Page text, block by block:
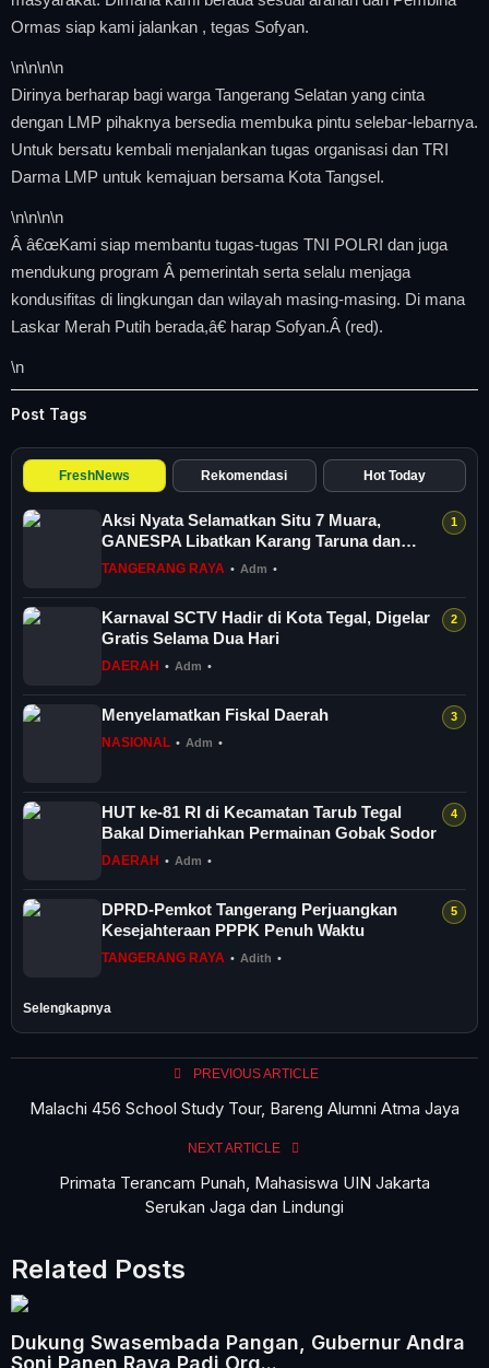
Ormas siap kami jalankan , tegas Sofyan.
\n\n\n\n
Dirinya berharap bagi warga Tangerang Selatan yang cinta
dengan LMP pihaknya bersedia membuka pintu selebar-lebarnya.
Untuk bersatu kembali menjalankan tugas organisasi dan TRI
Darma LMP untuk kemajuan bersama Kota Tangsel.
\n\n\n\n
Â â€œKami siap membantu tugas-tugas TNI POLRI dan juga
mendukung program Â pemerintah serta selalu menjaga
kondusifitas di lingkungan dan wilayah masing-masing. Di mana
Laskar Merah Putih berada,â€ harap Sofyan.Â (red).
\n
Post Tags
FreshNews Rekomendasi Hot Today
Aksi Nyata Selamatkan Situ 7 Muara,
GANESPA Libatkan Karang Taruna dan
Komunitas
TANGERANG RAYA • Adm •
Karnaval SCTV Hadir di Kota Tegal, Digelar
Gratis Selama Dua Hari
DAERAH • Adm •
Menyelamatkan Fiskal Daerah
NASIONAL • Adm •
HUT ke-81 RI di Kecamatan Tarub Tegal
Bakal Dimeriahkan Permainan Gobak Sodor
DAERAH • Adm •
DPRD-Pemkot Tangerang Perjuangkan
Kesejahteraan PPPK Penuh Waktu
TANGERANG RAYA • Adith •
Selengkapnya
PREVIOUS ARTICLE
Malachi 456 School Study Tour, Bareng Alumni Atma Jaya
NEXT ARTICLE
Primata Terancam Punah, Mahasiswa UIN Jakarta
Serukan Jaga dan Lindungi
Related Posts
Dukung Swasembada Pangan, Gubernur Andra
Soni Panen Raya Padi Org...